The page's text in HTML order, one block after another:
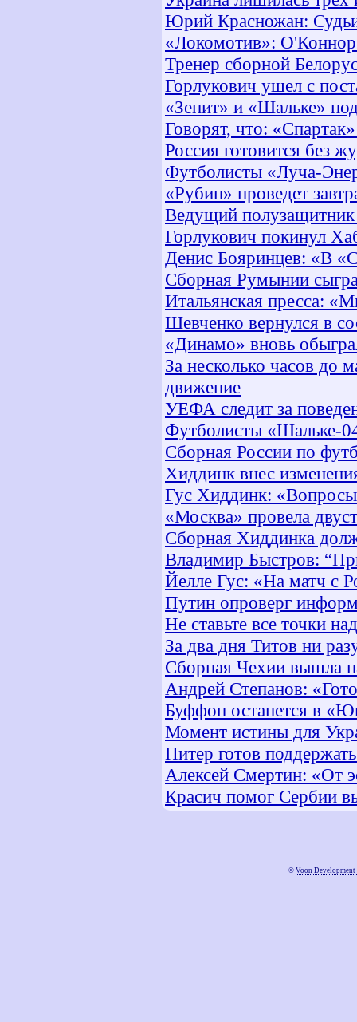
Юрий Красножан:
«Локомотив»: О'Коннор
Тренер сборной
Горлукович ушел с
«Зенит» и «Шальке»
Говорят, что:
Россия готовится без
Футболисты «Луча-
«Рубин» проведет
Ведущий полузащитник
Горлукович покинул
Денис Бояринцев: «В
Сборная Румынии
Итальянская пресса:
Шевченко вернулся в
«Динамо» вновь
За несколько часов до
движение
УЕФА следит за
Футболисты «Шальке-
Сборная России по
Хиддинк внес
Гус Хиддинк:
«Москва» провела
Сборная Хиддинка
Владимир Быстров:
Йелле Гус: «На матч с
Путин опроверг
Не ставьте все точки
За два дня Титов ни
Сборная Чехии вышла
Андрей Степанов:
Буффон останется в
Момент истины для
Питер готов
Алексей Смертин: «От
Красич помог Сербии
© Voon Development